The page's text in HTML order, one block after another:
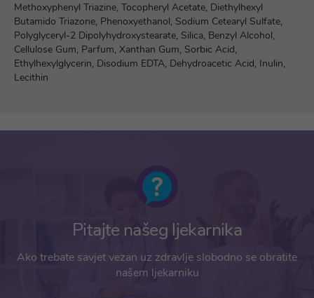
Methoxyphenyl Triazine, Tocopheryl Acetate, Diethylhexyl
Butamido Triazone, Phenoxyethanol, Sodium Cetearyl Sulfate,
Polyglyceryl-2 Dipolyhydroxystearate, Silica, Benzyl Alcohol,
Cellulose Gum, Parfum, Xanthan Gum, Sorbic Acid,
Ethylhexylglycerin, Disodium EDTA, Dehydroacetic Acid, Inulin,
Lecithin
Pitajte našeg ljekarnika
Ako trebate savjet vezan uz zdravlje slobodno se obratite
našem ljekarniku